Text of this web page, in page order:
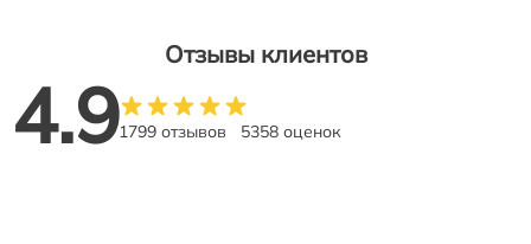
Отзывы клиентов
4.91799 отзывов 5358 оценок